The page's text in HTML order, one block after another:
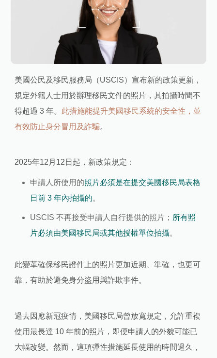
美國公民及移民服務局（USCIS）宣布新的政策更新，
規定外籍人士用於辦理移民文件的照片，其拍攝時間不
得超過 3 年。 此措施能提升美國移民系統的安全性，並
有效防止身分冒用及詐騙。
2025年12月12日起，新政策規定：
申請人所使用的照片必須是在提交美國移民局表格
日前 3 年內拍攝的。
USCIS 不再接受申請人自行提供的照片； 所有照
片必須由美國移民局或其他授權單位拍攝。
此變革確保移民證件上的照片更加近期、準確，也更可
靠，有助於避免身分盜用與詐欺事件。
過去因應新冠疫情，美國移民局曾放寬規定，允許重複
使用最長達 10 年前的照片，即便申請人的外貌可能已
大幅改變。然而，這項彈性措施延長使用的時間過久，